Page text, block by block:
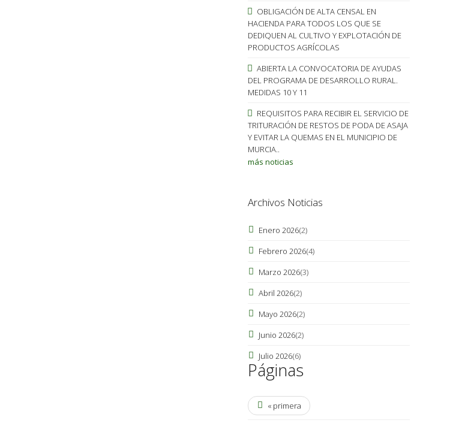
OBLIGACIÓN DE ALTA CENSAL EN
HACIENDA PARA TODOS LOS QUE SE
DEDIQUEN AL CULTIVO Y EXPLOTACIÓN DE
PRODUCTOS AGRÍCOLAS
ABIERTA LA CONVOCATORIA DE AYUDAS
DEL PROGRAMA DE DESARROLLO RURAL.
MEDIDAS 10 Y 11
REQUISITOS PARA RECIBIR EL SERVICIO DE
TRITURACIÓN DE RESTOS DE PODA DE ASAJA
Y EVITAR LA QUEMAS EN EL MUNICIPIO DE
MURCIA..
más noticias
Archivos Noticias
Enero 2026(2)
Febrero 2026(4)
Marzo 2026(3)
Abril 2026(2)
Mayo 2026(2)
Junio 2026(2)
Julio 2026(6)
Páginas
« primera